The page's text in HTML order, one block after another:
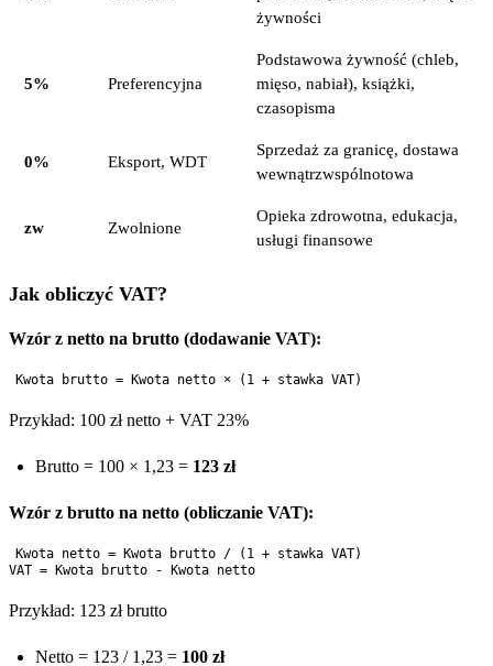
żywności
5% Preferencyjna
Podstawowa żywność (chleb,
mięso, nabiał), książki,
czasopisma
0% Eksport, WDT
Sprzedaż za granicę, dostawa
wewnątrzwspólnotowa
zw Zwolnione
Opieka zdrowotna, edukacja,
usługi finansowe
Jak obliczyć VAT?
Wzór z netto na brutto (dodawanie VAT):
Przykład: 100 zł netto + VAT 23%
Brutto = 100 × 1,23 = 123 zł
Wzór z brutto na netto (obliczanie VAT):
Kwota netto = Kwota brutto / (1 + stawka VAT)
Przykład: 123 zł brutto
Netto = 123 / 1,23 = 100 zł